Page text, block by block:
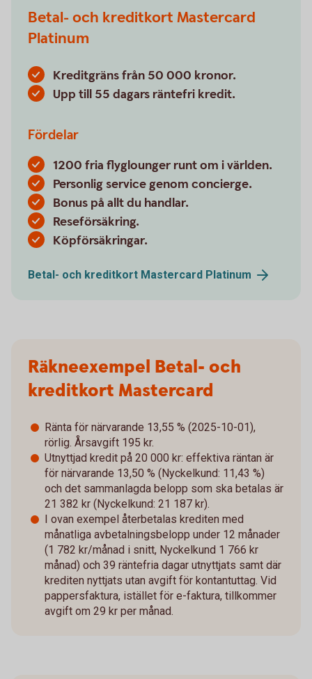
Betal- och kreditkort Mastercard
Platinum
Kreditgräns från 50 000 kronor.
Upp till 55 dagars räntefri kredit.
Fördelar
1200 fria flyglounger runt om i världen.
Personlig service genom concierge.
Bonus på allt du handlar.
Reseförsäkring.
Köpförsäkringar.
Betal- och kreditkort Mastercard Platinum
Räkneexempel Betal- och
kreditkort Mastercard
Ränta för närvarande 13,55 % (2025-10-01),
rörlig. Årsavgift 195 kr.
Utnyttjad kredit på 20 000 kr: effektiva räntan är
för närvarande 13,50 % (Nyckelkund: 11,43 %)
och det sammanlagda belopp som ska betalas är
21 382 kr (Nyckelkund: 21 187 kr).
I ovan exempel återbetalas krediten med
månatliga avbetalningsbelopp under 12 månader
(1 782 kr/månad i snitt, Nyckelkund 1 766 kr
månad) och 39 räntefria dagar utnyttjats samt där
krediten nyttjats utan avgift för kontantuttag. Vid
pappersfaktura, istället för e-faktura, tillkommer
avgift om 29 kr per månad.